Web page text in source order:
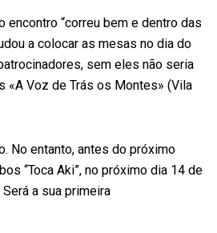
encontro “correu bem e dentro das
a colocar as mesas no dia do
sem eles não seria
«A Voz de Trás os Montes» (Vila
No entanto, antes do próximo
“Toca Aki”, no próximo dia 14 de
a sua primeira